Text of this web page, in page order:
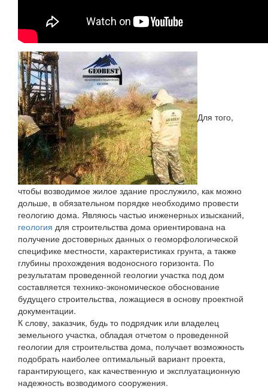
Для того,
чтобы возводимое жилое здание прослужило, как можно
дольше, в обязательном порядке необходимо провести
геологию дома. Являюсь частью инженерных изысканий,
геология для строительства дома ориентирована на
получение достоверных данных о геоморфологической
специфике местности, характеристиках грунта, а также
глубины прохождения водоносного горизонта. По
результатам проведенной геологии участка под дом
составляется технико-экономическое обоснование
будущего строительства, ложащиеся в основу проектной
документации.
К слову, заказчик, будь то подрядчик или владелец
земельного участка, обладая отчетом о проведенной
геологии для строительства дома, получает возможность
подобрать наиболее оптимальный вариант проекта,
гарантирующего, как качественную и эксплуатационную
надежность возводимого сооружения.